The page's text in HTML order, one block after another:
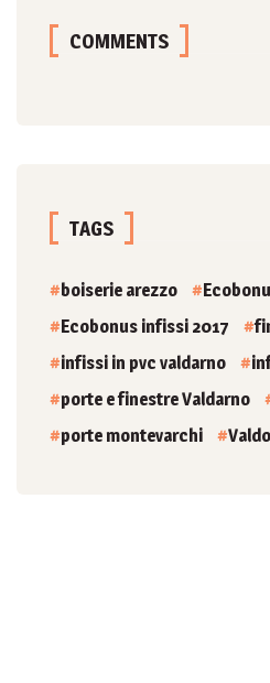
COMMENTS
TAGS
boiserie arezzo
Ecobonus infissi 2017
infissi in pvc valdarno
porte e finestre Valdarno
porte montevarchi